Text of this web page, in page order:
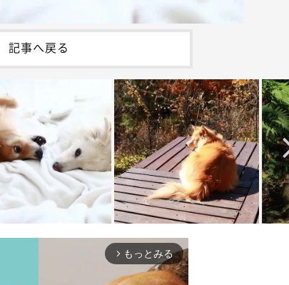
記事へ戻る
arrow_forward_ios もっとみる